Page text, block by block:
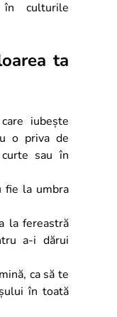
în culturile
ta
iubește
o priva de
sau în
fie la umbra
la fereastră
a-i dărui
ca să te
în toată